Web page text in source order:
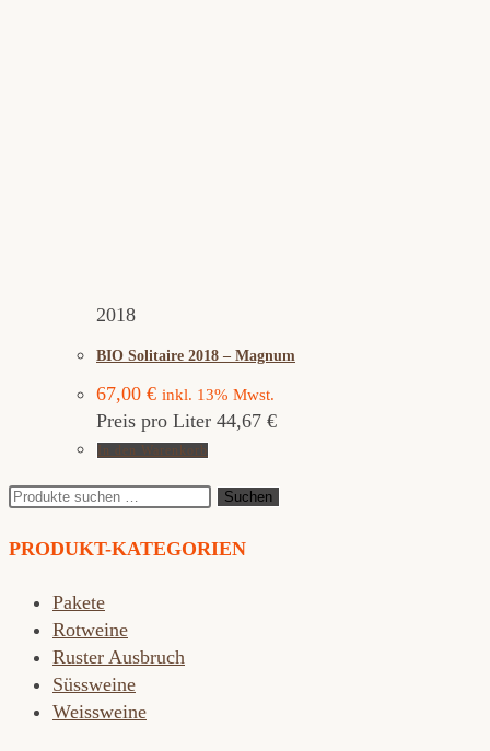
2018
BIO Solitaire 2018 – Magnum
67,00 € inkl. 13% Mwst.
Preis pro Liter 44,67 €
In den Warenkorb
Suchen
Suchen
PRODUKT-KATEGORIEN
Pakete
Rotweine
Ruster Ausbruch
Süssweine
Weissweine